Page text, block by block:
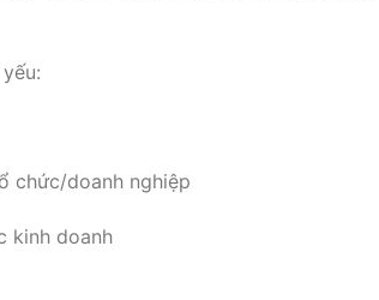
chức/doanh nghiệp
kinh doanh